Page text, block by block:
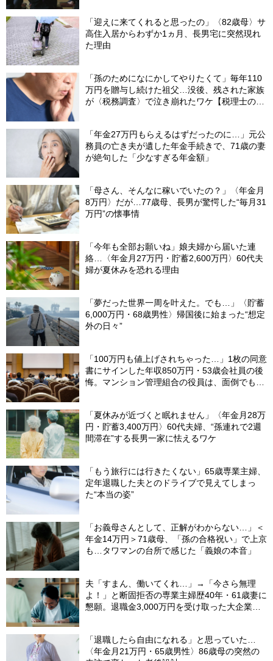
「迎えに来てくれると思ったの」〈82歳母〉サ
高住入居からわずか1ヵ月、長男宅に突然現れ
た理由
「孫のためになにかしてやりたくて」毎年110
万円を贈与し続けた祖父…没後、残された家族
が〈税務調査〉で泣き崩れたワケ【税理士の助
「年金27万円もらえるはずだったのに…」元公
務員の亡き夫が遺した年金手続きで、71歳の妻
が絶句した「少なすぎる年金額」
「母さん、そんなに稼いでいたの？」〈年金月
8万円〉だが…77歳母、長男が驚愕した“毎月31
万円”の懐事情
「今年も全部お願いね」娘夫婦から届いた連
絡…〈年金月27万円・貯蓄2,600万円〉60代夫
婦が夏休みを恐れる理由
「夢だった世界一周を叶えた。でも…」〈貯蓄
6,000万円・68歳男性〉帰国後に始まった“想定
外の日々”
「100万円も値上げされちゃった…」1枚の同意
書にサインした年収850万円・53歳会社員の後
悔。マンション管理組合の役員は、面倒でも自
「夏休みが近づくと眠れません」〈年金月28万
円・貯蓄3,400万円〉60代夫婦、“孫連れで2週
間滞在”する長男一家に怯えるワケ
「もう旅行には行きたくない」65歳専業主婦、
定年退職した夫とのドライブで見えてしまっ
た“本当の姿”
「お義母さんとして、正解がわからない…」＜
年金14万円＞71歳母、「孫の合格祝い」で上京
も…タワマンの台所で感じた「義娘の本音」
夫「すまん、働いてくれ…」→「今さら無理
よ！」と断固拒否の専業主婦歴40年・61歳妻に
懇願。退職金3,000万円を受け取った大企業元
「退職したら自由になれる」と思っていた…
〈年金月21万円・65歳男性〉86歳母の突然の